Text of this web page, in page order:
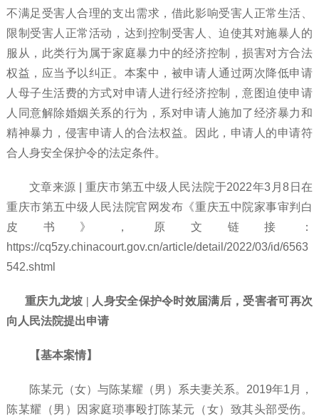
不满足受害人合理的支出需求，借此影响受害人正常生活、
限制受害人正常活动，达到控制受害人、迫使其对施暴人的
服从，此类行为属于家庭暴力中的经济控制，损害对方合法
权益，应当予以纠正。本案中，被申请人通过两次降低申请
人母子生活费的方式对申请人进行经济控制，意图迫使申请
人同意解除婚姻关系的行为，系对申请人施加了经济暴力和
精神暴力，侵害申请人的合法权益。因此，申请人的申请符
合人身安全保护令的法定条件。
文章来源
| 重庆市第五中级人民法院于2022年3月8日在
重庆市第五中级人民法院官网发布《重庆五中院家事审判白
皮书》，原文链接：
https://cq5zy.chinacourt.gov.cn/article/detail/2022/03/id/6563
542.shtml
重庆九龙坡 | 人身安全保护令时效届满后，受害者可再次
向人民法院提出申请
【基本案情】
陈某元（女）与陈某耀（男）系夫妻关系。 2019年1月，
陈某耀（男）因家庭琐事殴打陈某元（女）致其头部受伤。